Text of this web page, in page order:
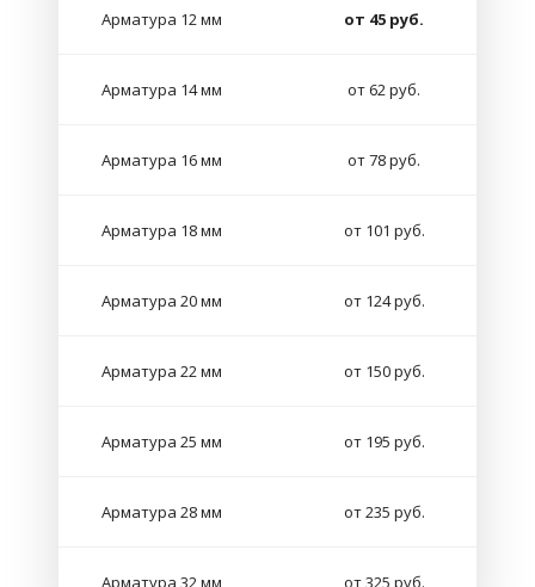
Арматура 12 мм от 45 руб.
Арматура 14 мм от 62 руб.
Арматура 16 мм от 78 руб.
Арматура 18 мм от 101 руб.
Арматура 20 мм от 124 руб.
Арматура 22 мм от 150 руб.
Арматура 25 мм от 195 руб.
Арматура 28 мм от 235 руб.
Арматура 32 мм от 325 руб.